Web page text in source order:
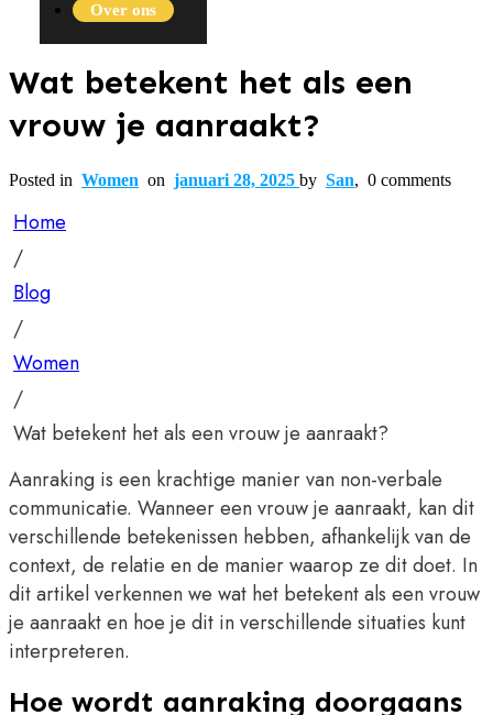
Over ons
Wat betekent het als een
vrouw je aanraakt?
Posted in Women on januari 28, 2025 by San, 0 comments
Home
/
Blog
/
Women
/
Wat betekent het als een vrouw je aanraakt?
Aanraking is een krachtige manier van non-verbale
communicatie. Wanneer een vrouw je aanraakt, kan dit
verschillende betekenissen hebben, afhankelijk van de
context, de relatie en de manier waarop ze dit doet. In
dit artikel verkennen we wat het betekent als een vrouw
je aanraakt en hoe je dit in verschillende situaties kunt
interpreteren.
Hoe wordt aanraking doorgaans